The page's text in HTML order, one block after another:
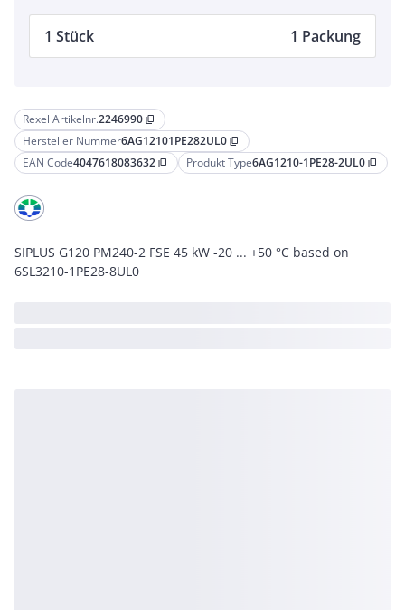
Rexel Artikelnr.2246990 content_copy
Hersteller Nummer6AG12101PE282UL0 content_copy
EAN Code4047618083632 content_copy Produkt Type6AG1210-1PE28-2UL0 content_copy
SIPLUS G120 PM240-2 FSE 45 kW -20 ... +50 °C based on
6SL3210-1PE28-8UL0
1 Stück 1 Packung